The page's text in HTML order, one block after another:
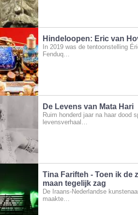
Hindeloopen: Eric van
In 2019 was de tentoonstelling
Fenduq…
De Levens van Mata Hari
Ruim honderd jaar na haar dood
levensverhaal…
Tina Farifteh - Toen ik de
maan tegelijk zag
De Iraans-Nederlandse
maakte…